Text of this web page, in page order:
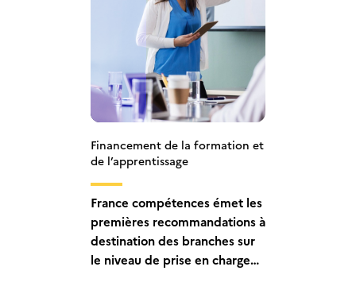
Financement de la formation et
de l’apprentissage
France compétences émet les
premières recommandations à
destination des branches sur
le niveau de prise en charge